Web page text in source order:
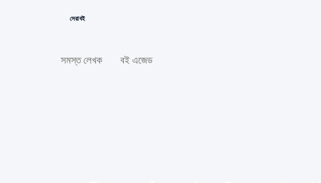
সেরা বই
সমস্ত লেখক বই এজেড